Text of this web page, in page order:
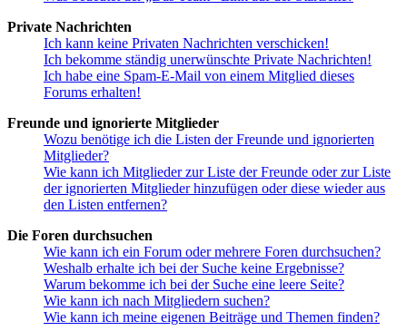
Private Nachrichten
Ich kann keine Privaten Nachrichten verschicken!
Ich bekomme ständig unerwünschte Private Nachrichten!
Ich habe eine Spam-E-Mail von einem Mitglied dieses
Forums erhalten!
Freunde und ignorierte Mitglieder
Wozu benötige ich die Listen der Freunde und ignorierten
Mitglieder?
Wie kann ich Mitglieder zur Liste der Freunde oder zur Liste
der ignorierten Mitglieder hinzufügen oder diese wieder aus
den Listen entfernen?
Die Foren durchsuchen
Wie kann ich ein Forum oder mehrere Foren durchsuchen?
Weshalb erhalte ich bei der Suche keine Ergebnisse?
Warum bekomme ich bei der Suche eine leere Seite?
Wie kann ich nach Mitgliedern suchen?
Wie kann ich meine eigenen Beiträge und Themen finden?